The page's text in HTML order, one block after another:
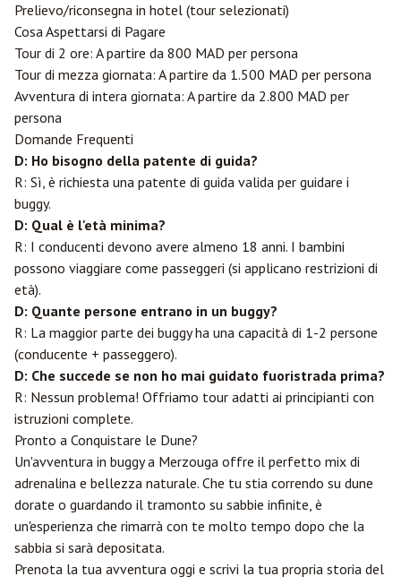
Prelievo/riconsegna in hotel (tour selezionati)
Cosa Aspettarsi di Pagare
Tour di 2 ore: A partire da 800 MAD per persona
Tour di mezza giornata: A partire da 1.500 MAD per persona
Avventura di intera giornata: A partire da 2.800 MAD per
persona
Domande Frequenti
D: Ho bisogno della patente di guida?
R: Sì, è richiesta una patente di guida valida per guidare i
buggy.
D: Qual è l'età minima?
R: I conducenti devono avere almeno 18 anni. I bambini
possono viaggiare come passeggeri (si applicano restrizioni di
età).
D: Quante persone entrano in un buggy?
R: La maggior parte dei buggy ha una capacità di 1-2 persone
(conducente + passeggero).
D: Che succede se non ho mai guidato fuoristrada prima?
R: Nessun problema! Offriamo tour adatti ai principianti con
istruzioni complete.
Pronto a Conquistare le Dune?
Un'avventura in buggy a Merzouga offre il perfetto mix di
adrenalina e bellezza naturale. Che tu stia correndo su dune
dorate o guardando il tramonto su sabbie infinite, è
un'esperienza che rimarrà con te molto tempo dopo che la
sabbia si sarà depositata.
Prenota la tua avventura oggi e scrivi la tua propria storia del